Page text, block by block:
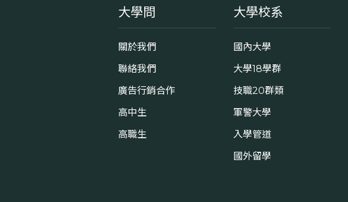
大學問
關於我們
聯絡我們
廣告行銷合作
高中生
高職生
大學校系
國內大學
大學18學群
技職20群類
軍警大學
入學管道
國外留學